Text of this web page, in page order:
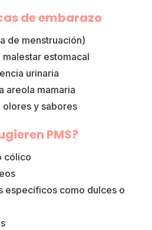
de embarazo
de menstruación)
malestar estomacal
urinaria
areola mamaria
olores y sabores
PMS?
cólico
específicos como dulces o